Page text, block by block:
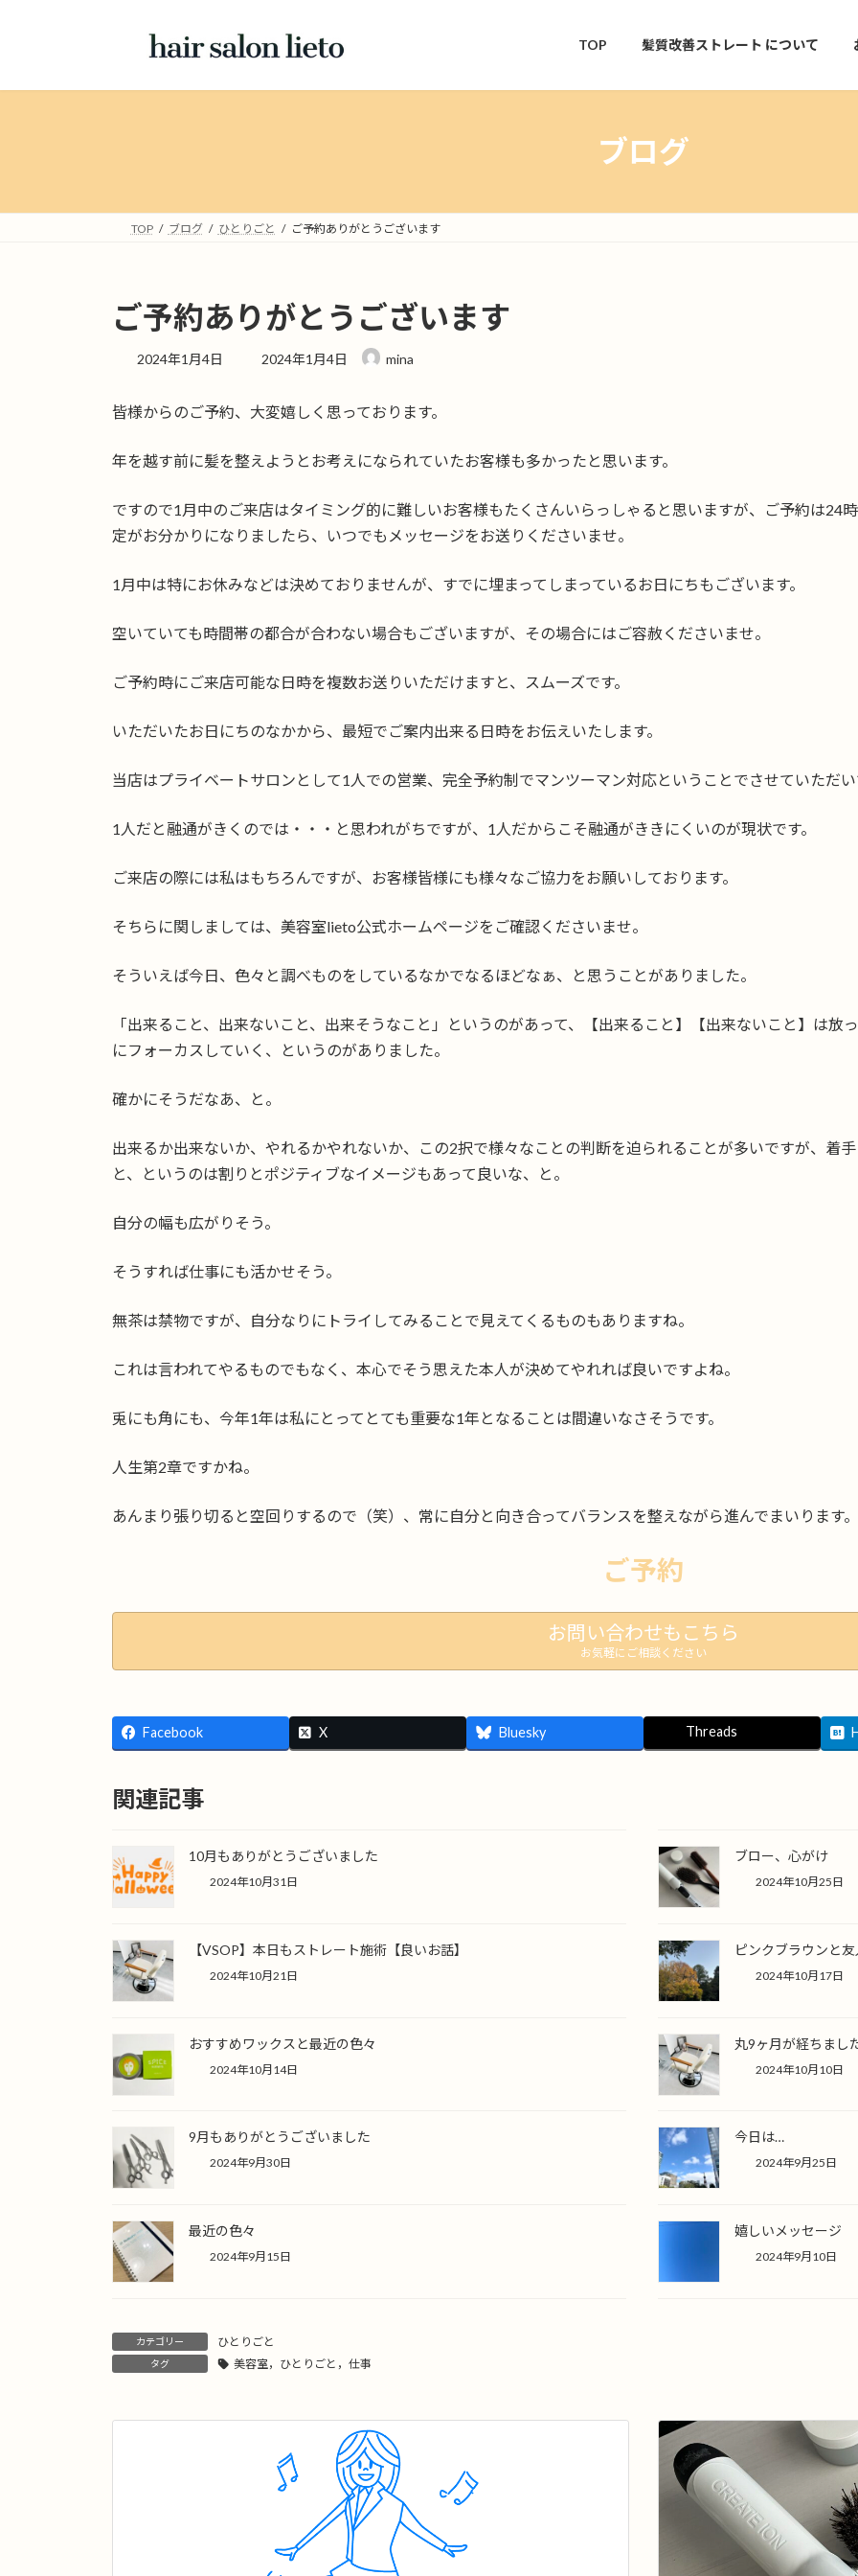
プ
動
TOP 髪質改善ストレート について
ブログ
TOP ブログ ひとりごと ご予約ありがとうございます
ご予約ありがとうございます
2024年1月4日
最
新
時
:
2024年1月4日 mina
皆様からのご予約、大変嬉しく思っております。
年を越す前に髪を整えようとお考えになられていたお客様も多かったと思います。
ですので1月中のご来店はタイミング的に難しいお客様もたくさんいらっしゃると思いますが、ご予約は24
定がお分かりになりましたら、いつでもメッセージをお送りくださいませ。
1月中は特にお休みなどは決めておりませんが、すでに埋まってしまっているお日にちもございます。
空いていても時間帯の都合が合わない場合もございますが、その場合にはご容赦くださいませ。
ご予約時にご来店可能な日時を複数お送りいただけますと、スムーズです。
いただいたお日にちのなかから、最短でご案内出来る日時をお伝えいたします。
当店はプライベートサロンとして1人での営業、完全予約制でマンツーマン対応ということでさせていただ
1人だと融通がきくのでは・・・と思われがちですが、1人だからこそ融通がききにくいのが現状です。
ご来店の際には私はもちろんですが、お客様皆様にも様々なご協力をお願いしております。
そちらに関しましては、美容室lieto公式ホームページをご確認くださいませ。
そういえば今日、色々と調べものをしているなかでなるほどなぁ、と思うことがありました。
「出来ること、出来ないこと、出来そうなこと」というのがあって、【出来ること】【出来ないこと】は放
にフォーカスしていく、というのがありました。
確かにそうだなあ、と。
出来るか出来ないか、やれるかやれないか、この2択で様々なことの判断を迫られることが多いですが、着
と、というのは割りとポジティブなイメージもあって良いな、と。
自分の幅も広がりそう。
そうすれば仕事にも活かせそう。
無茶は禁物ですが、自分なりにトライしてみることで見えてくるものもありますね。
これは言われてやるものでもなく、本心でそう思えた本人が決めてやれれば良いですよね。
兎にも角にも、今年1年は私にとってとても重要な1年となることは間違いなさそうです。
人生第2章ですかね。
あんまり張り切ると空回りするので（笑）、常に自分と向き合ってバランスを整えながら進んでまいります。
ご予約
お問い合わせもこちら
お気軽にご相談ください
Facebook X Bluesky Threads
関連記事
10月もありがとうございました
2024年10月31日
ブロー、心がけ
2024年10月25日
【VSOP】本日もストレート施術【良いお話】
2024年10月21日
ピンクブラウンと
2024年10月17日
おすすめワックスと最近の色々
2024年10月14日
丸9ヶ月が経ちまし
2024年10月10日
9月もありがとうございました
2024年9月30日
今日は…
2024年9月25日
最近の色々
2024年9月15日
嬉しいメッセージ
2024年9月10日
カテゴリー ひとりごと
タグ 美容室，ひとりごと，仕事